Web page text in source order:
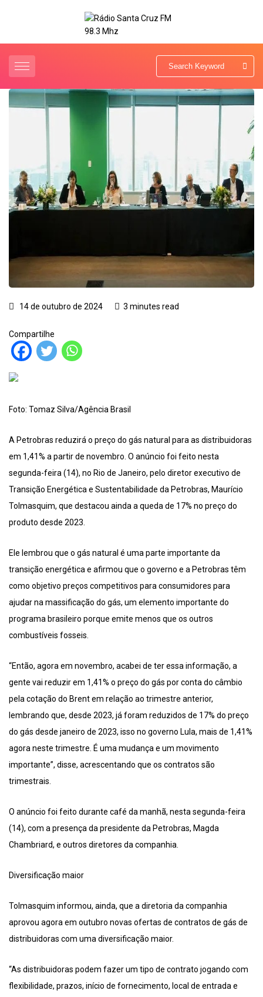
14 de outubro de 2024 3 minutes read
Compartilhe
Foto: Tomaz Silva/Agência Brasil
A Petrobras reduzirá o preço do gás natural para as distribuidoras
em 1,41% a partir de novembro. O anúncio foi feito nesta
segunda-feira (14), no Rio de Janeiro, pelo diretor executivo de
Transição Energética e Sustentabilidade da Petrobras, Maurício
Tolmasquim, que destacou ainda a queda de 17% no preço do
produto desde 2023.
Ele lembrou que o gás natural é uma parte importante da
transição energética e afirmou que o governo e a Petrobras têm
como objetivo preços competitivos para consumidores para
ajudar na massificação do gás, um elemento importante do
programa brasileiro porque emite menos que os outros
combustíveis fosseis.
“Então, agora em novembro, acabei de ter essa informação, a
gente vai reduzir em 1,41% o preço do gás por conta do câmbio
pela cotação do Brent em relação ao trimestre anterior,
lembrando que, desde 2023, já foram reduzidos de 17% do preço
do gás desde janeiro de 2023, isso no governo Lula, mais de 1,41%
agora neste trimestre. É uma mudança e um movimento
importante”, disse, acrescentando que os contratos são
trimestrais.
O anúncio foi feito durante café da manhã, nesta segunda-feira
(14), com a presença da presidente da Petrobras, Magda
Chambriard, e outros diretores da companhia.
Diversificação maior
Tolmasquim informou, ainda, que a diretoria da companhia
aprovou agora em outubro novas ofertas de contratos de gás de
distribuidoras com uma diversificação maior.
“As distribuidoras podem fazer um tipo de contrato jogando com
flexibilidade, prazos, início de fornecimento, local de entrada e